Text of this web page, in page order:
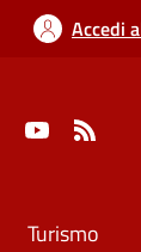
Accedi
Turismo